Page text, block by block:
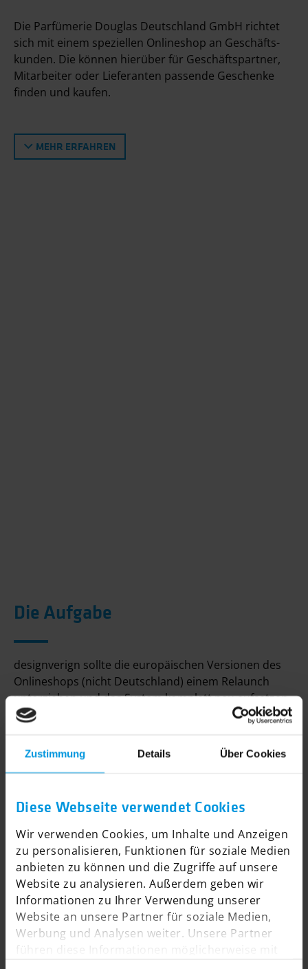
Zustimmung Details Über Cookies
Diese Webseite verwendet Cookies
Wir verwenden Cookies, um Inhalte und Anzeigen
zu personalisieren, Funktionen für soziale Medien
anbieten zu können und die Zugriffe auf unsere
Website zu analysieren. Außerdem geben wir
Informationen zu Ihrer Verwendung unserer
Website an unsere Partner für soziale Medien,
Werbung und Analysen weiter. Unsere Partner
führen diese Informationen möglicherweise mit
Die Parfümerie Douglas Deutschland GmbH richtet
sich mit einem speziellen Online­shop an Geschäfts­
kunden. Die können hierüber für Geschäfts­partner,
Mitarbeiter oder Lieferanten passende Geschenke
finden und kaufen.
MEHR ERFAHREN
Die Aufgabe
designverign sollte die europäischen Versionen des
Online­shops (nicht Deutschland) einem Relaunch
unterziehen und das System komplett neu aufsetzen.
Responsiv für Desktop, Tablet und Smartphone. So
modernen Online­shop bieten, der an sich schon wie
ein Geschenk auf sie wirken sollte.